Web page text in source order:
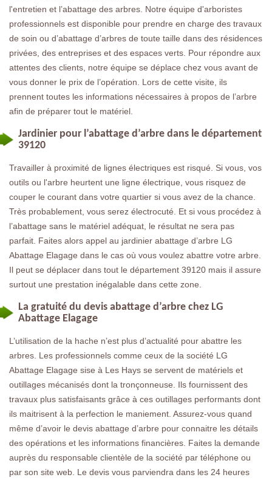
l'entretien et l’abattage des arbres. Notre équipe d'arboristes
professionnels est disponible pour prendre en charge des travaux
de soin ou d’abattage d’arbres de toute taille dans des résidences
privées, des entreprises et des espaces verts. Pour répondre aux
attentes des clients, notre équipe se déplace chez vous avant de
vous donner le prix de l’opération. Lors de cette visite, ils
prennent toutes les informations nécessaires à propos de l’arbre
afin de préparer tout le matériel.
Jardinier pour l’abattage d’arbre dans le département
39120
Travailler à proximité de lignes électriques est risqué. Si vous, vos
outils ou l'arbre heurtent une ligne électrique, vous risquez de
couper le courant dans votre quartier si vous avez de la chance.
Très probablement, vous serez électrocuté. Et si vous procédez à
l’abattage sans le matériel adéquat, le résultat ne sera pas
parfait. Faites alors appel au jardinier abattage d’arbre LG
Abattage Elagage dans le cas où vous voulez abattre votre arbre.
Il peut se déplacer dans tout le département 39120 mais il assure
surtout une prestation inégalable dans cette zone.
La gratuité du devis abattage d’arbre chez LG
Abattage Elagage
L’utilisation de la hache n’est plus d’actualité pour abattre les
arbres. Les professionnels comme ceux de la société LG
Abattage Elagage sise à Les Hays se servent de matériels et
outillages mécanisés dont la tronçonneuse. Ils fournissent des
travaux plus satisfaisants grâce à ces outillages performants dont
ils maitrisent à la perfection le maniement. Assurez-vous quand
même d’avoir le devis abattage d’arbre pour connaitre les détails
des opérations et les informations financières. Faites la demande
auprès du responsable clientèle de la société par téléphone ou
par son site web. Le devis vous parviendra dans les 24 heures